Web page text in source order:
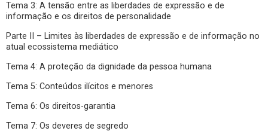
Tema 3: A tensão entre as liberdades de expressão e de
informação e os direitos de personalidade
Parte II – Limites às liberdades de expressão e de informação no
atual ecossistema mediático
Tema 4: A proteção da dignidade da pessoa humana
Tema 5: Conteúdos ilícitos e menores
Tema 6: Os direitos-garantia
Tema 7: Os deveres de segredo